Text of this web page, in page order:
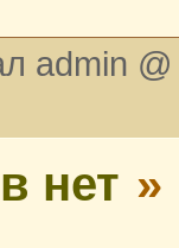
admin
нет »